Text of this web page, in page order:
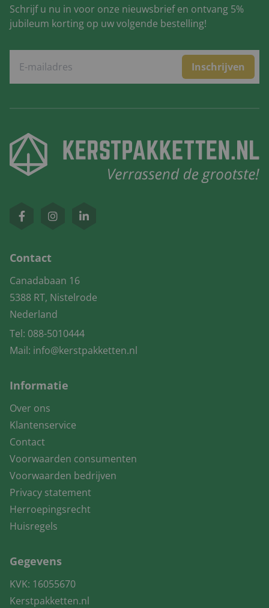
Schrijf u nu in voor onze nieuwsbrief en ontvang 5%
jubileum korting op uw volgende bestelling!
Inschrijven
Contact
Canadabaan 16
5388 RT, Nistelrode
Nederland
Tel: 088-5010444
Mail: info@kerstpakketten.nl
Informatie
Over ons
Klantenservice
Contact
Voorwaarden consumenten
Voorwaarden bedrijven
Privacy statement
Herroepingsrecht
Huisregels
Gegevens
KVK: 16055670
Kerstpakketten.nl